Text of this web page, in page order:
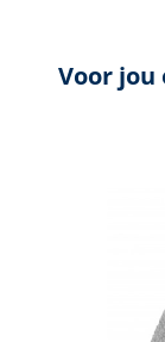
Voor